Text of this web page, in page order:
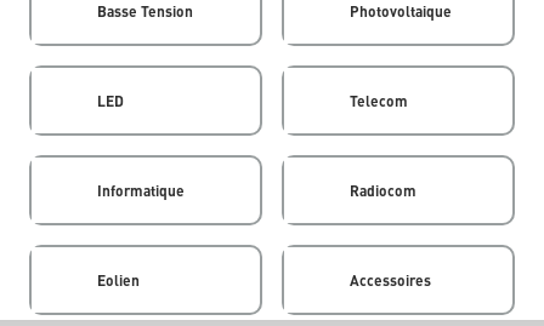
Basse Tension Photovoltaique
LED Telecom
Informatique Radiocom
Eolien Accessoires